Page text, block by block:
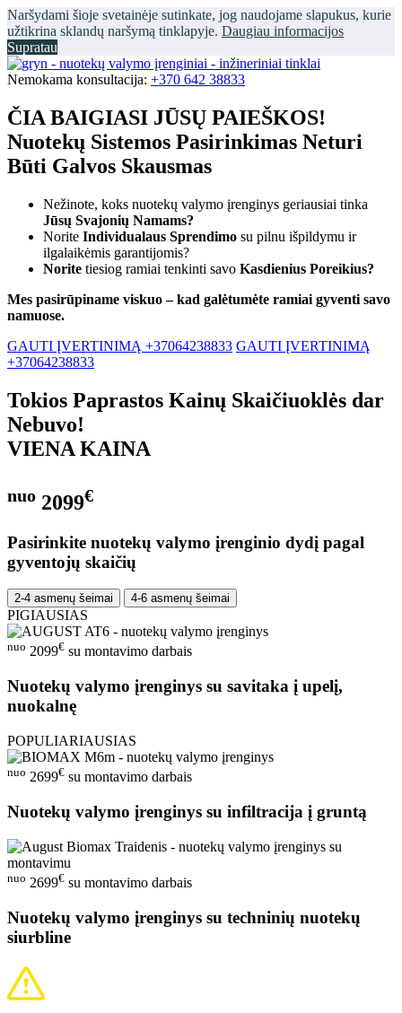
Naršydami šioje svetainėje sutinkate, jog naudojame slapukus, kurie
užtikrina sklandų naršymą tinklapyje. Daugiau informacijos
Supratau
Nemokama konsultacija: +370 642 38833
ČIA BAIGIASI JŪSŲ PAIEŠKOS!
Nuotekų Sistemos Pasirinkimas Neturi
Būti Galvos Skausmas
Nežinote, koks nuotekų valymo įrenginys geriausiai tinka
Jūsų Svajonių Namams?
Norite Individualaus Sprendimo su pilnu išpildymu ir
ilgalaikėmis garantijomis?
Norite tiesiog ramiai tenkinti savo Kasdienius Poreikius?
Mes pasirūpiname viskuo – kad galėtumėte ramiai gyventi savo
namuose.
GAUTI ĮVERTINIMĄ +37064238833 GAUTI ĮVERTINIMĄ
+37064238833
Tokios Paprastos Kainų Skaičiuoklės dar
Nebuvo!
VIENA KAINA
nuo 2099€
Pasirinkite nuotekų valymo įrenginio dydį pagal
gyventojų skaičių
2-4 asmenų šeimai 4-6 asmenų šeimai
PIGIAUSIAS
nuo 2099€ su montavimo darbais
Nuotekų valymo įrenginys su savitaka į upelį,
nuokalnę
POPULIARIAUSIAS
nuo 2699€ su montavimo darbais
Nuotekų valymo įrenginys su infiltracija į gruntą
nuo 2699€ su montavimo darbais
Nuotekų valymo įrenginys su techninių nuotekų
siurbline